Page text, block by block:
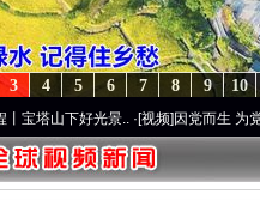
10
9
8
7
6
5
4
3
光景..·[视频]因党而生 为党而战——百